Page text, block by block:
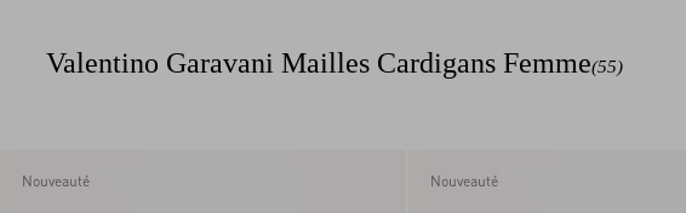
Violet
Gris
Blanc
XL
Valentino Garavani Mailles Cardigans Femme(55)
Nouveauté Nouveauté